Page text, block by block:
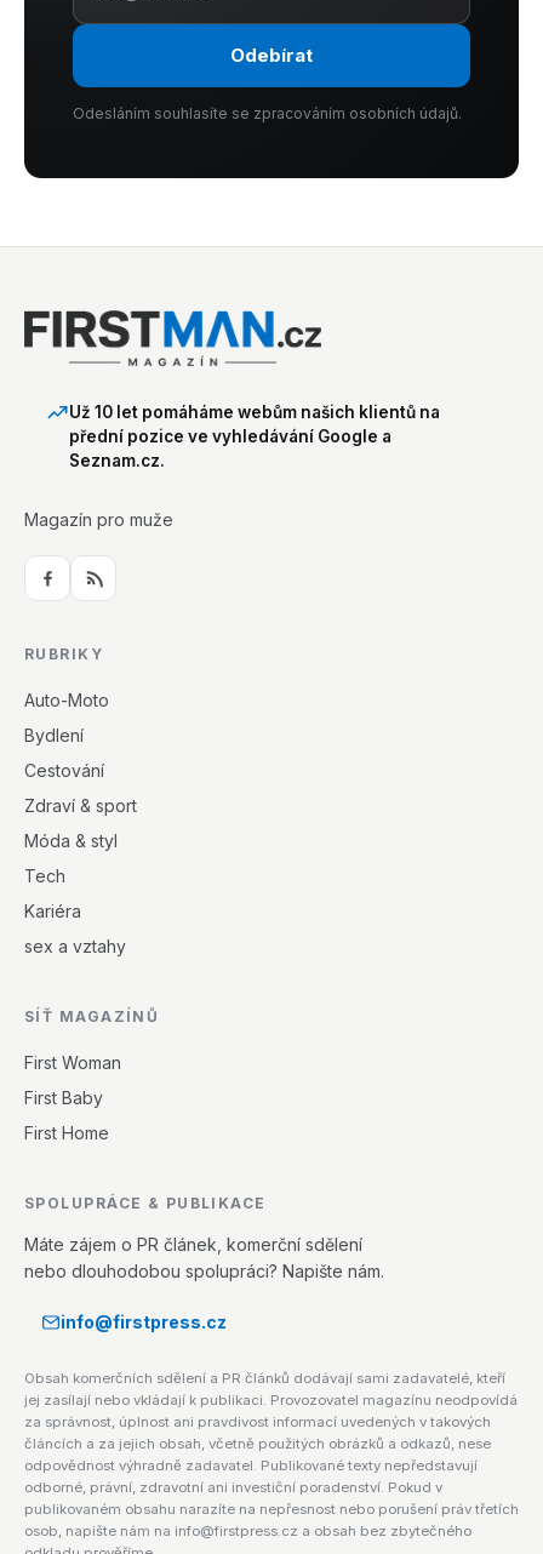
Odebírat
Odesláním souhlasíte se zpracováním osobních údajů.
Už 10 let pomáháme webům našich klientů na
přední pozice ve vyhledávání Google a
Seznam.cz.
Magazín pro muže
RUBRIKY
Auto-Moto
Bydlení
Cestování
Zdraví & sport
Móda & styl
Tech
Kariéra
sex a vztahy
SÍŤ MAGAZÍNŮ
First Woman
First Baby
First Home
SPOLUPRÁCE & PUBLIKACE
Máte zájem o PR článek, komerční sdělení
nebo dlouhodobou spolupráci? Napište nám.
info@firstpress.cz
Obsah komerčních sdělení a PR článků dodávají sami zadavatelé, kteří
jej zasílají nebo vkládají k publikaci. Provozovatel magazínu neodpovídá
za správnost, úplnost ani pravdivost informací uvedených v takových
článcích a za jejich obsah, včetně použitých obrázků a odkazů, nese
odpovědnost výhradně zadavatel. Publikované texty nepředstavují
odborné, právní, zdravotní ani investiční poradenství. Pokud v
publikovaném obsahu narazíte na nepřesnost nebo porušení práv třetích
osob, napište nám na info@firstpress.cz a obsah bez zbytečného